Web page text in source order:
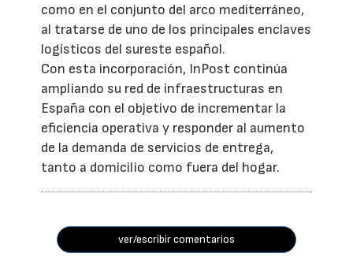
como en el conjunto del arco mediterráneo,
al tratarse de uno de los principales enclaves
logísticos del sureste español.
Con esta incorporación, InPost continúa
ampliando su red de infraestructuras en
España con el objetivo de incrementar la
eficiencia operativa y responder al aumento
de la demanda de servicios de entrega,
tanto a domicilio como fuera del hogar.
ver/escribir comentarios